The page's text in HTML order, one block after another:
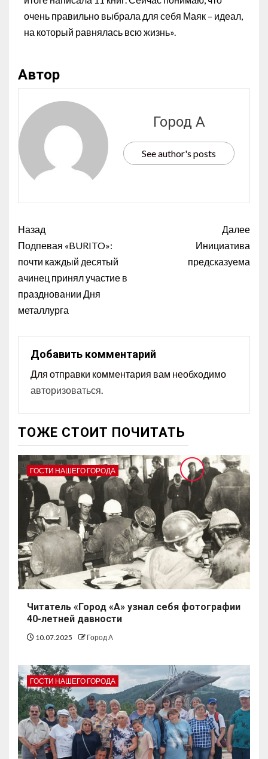
очень правильно выбрала для себя Маяк – идеал,
на который равнялась всю жизнь».
Автор
Город А
See author's posts
Назад
Подпевая «BURITO»:
почти каждый десятый
ачинец принял участие в
праздновании Дня
металлурга
Далее
Инициатива
предсказуема
Добавить комментарий
Для отправки комментария вам необходимо
авторизоваться
ТОЖЕ СТОИТ ПОЧИТАТЬ
ГОСТИ НАШЕГО ГОРОДА
Читатель «Город «А» узнал себя фотографии
40-летней давности
10.07.2025 Город А
ГОСТИ НАШЕГО ГОРОДА